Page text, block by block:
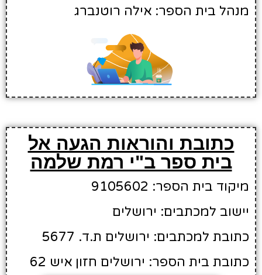
מנהל בית הספר: אילה רוטנברג
כתובת והוראות הגעה אל
בית ספר ב"י רמת שלמה
מיקוד בית הספר: 9105602
יישוב למכתבים: ירושלים
כתובת למכתבים: ירושלים ת.ד. 5677
כתובת בית הספר: ירושלים חזון איש 62